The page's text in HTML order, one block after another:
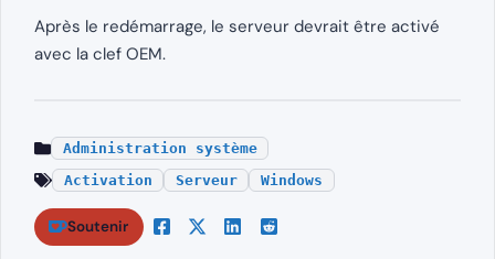
Après le redémarrage, le serveur devrait être activé
avec la clef OEM.
Administration système
Activation
Serveur Windows
Soutenir